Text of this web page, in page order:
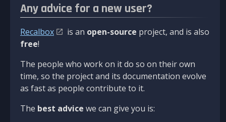
Any advice for a new user?
Recalbox is an open-source project, and is also
free!
The people who work on it do so on their own
time, so the project and its documentation evolve
as fast as people contribute to it.
The best advice we can give you is: